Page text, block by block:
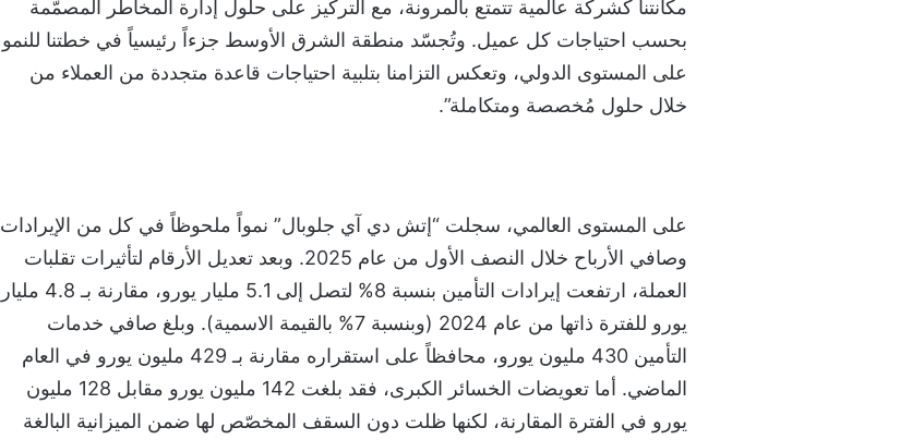
مكانتنا كشركة عالمية تتمتع بالمرونة، مع التركيز على حلول إدارة المخاطر المصمّمة
بحسب احتياجات كل عميل. وتُجسّد منطقة الشرق الأوسط جزءاً رئيسياً في خطتنا للنمو
على المستوى الدولي، وتعكس التزامنا بتلبية احتياجات قاعدة متجددة من العملاء من
خلال حلول مُخصصة ومتكاملة”.
على المستوى العالمي، سجلت “إتش دي آي جلوبال” نمواً ملحوظاً في كل من الإيرادات
وصافي الأرباح خلال النصف الأول من عام 2025. وبعد تعديل الأرقام لتأثيرات تقلبات
العملة، ارتفعت إيرادات التأمين بنسبة 8% لتصل إلى 5.1 مليار يورو، مقارنة بـ 4.8 مليار
يورو للفترة ذاتها من عام 2024 (وبنسبة 7% بالقيمة الاسمية). وبلغ صافي خدمات
التأمين 430 مليون يورو، محافظاً على استقراره مقارنة بـ 429 مليون يورو في العام
الماضي. أما تعويضات الخسائر الكبرى، فقد بلغت 142 مليون يورو مقابل 128 مليون
يورو في الفترة المقارنة، لكنها ظلت دون السقف المخصّص لها ضمن الميزانية البالغة